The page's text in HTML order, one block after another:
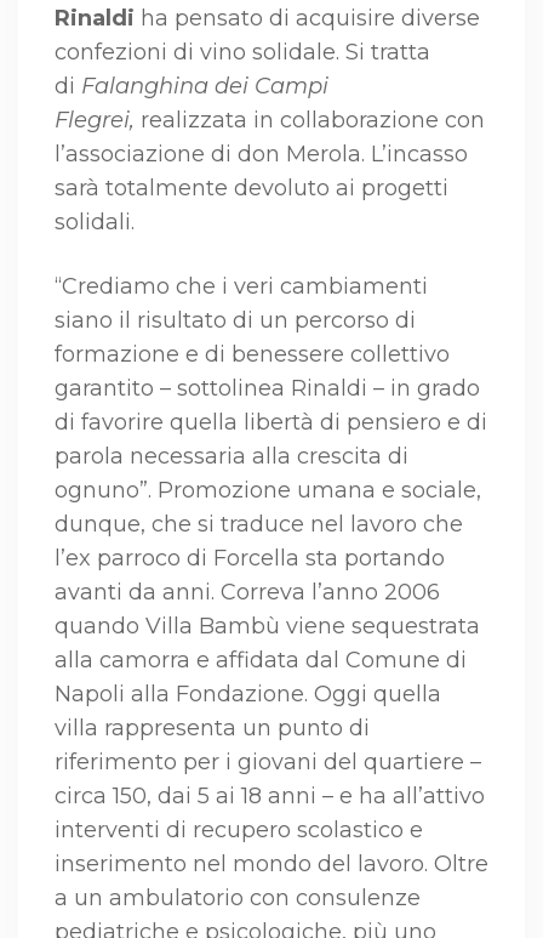
Rinaldi ha pensato di acquisire diverse
confezioni di vino solidale. Si tratta
di Falanghina dei Campi
Flegrei, realizzata in collaborazione con
l’associazione di don Merola. L’incasso
sarà totalmente devoluto ai progetti
solidali.
“Crediamo che i veri cambiamenti
siano il risultato di un percorso di
formazione e di benessere collettivo
garantito – sottolinea Rinaldi – in grado
di favorire quella libertà di pensiero e di
parola necessaria alla crescita di
ognuno”. Promozione umana e sociale,
dunque, che si traduce nel lavoro che
l’ex parroco di Forcella sta portando
avanti da anni. Correva l’anno 2006
quando Villa Bambù viene sequestrata
alla camorra e affidata dal Comune di
Napoli alla Fondazione. Oggi quella
villa rappresenta un punto di
riferimento per i giovani del quartiere –
circa 150, dai 5 ai 18 anni – e ha all’attivo
interventi di recupero scolastico e
inserimento nel mondo del lavoro. Oltre
a un ambulatorio con consulenze
pediatriche e psicologiche, più uno